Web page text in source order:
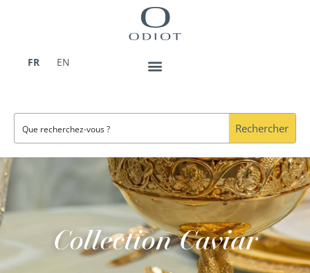
FR
EN
Rechercher
Collection Caviar